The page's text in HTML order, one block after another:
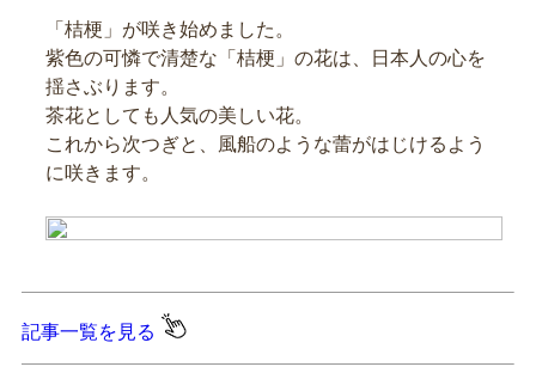
「桔梗」が咲き始めました。
紫色の可憐で清楚な「桔梗」の花は、日本人の心を
揺さぶります。
茶花としても人気の美しい花。
これから次つぎと、風船のような蕾がはじけるよう
に咲きます。
記事一覧を見る